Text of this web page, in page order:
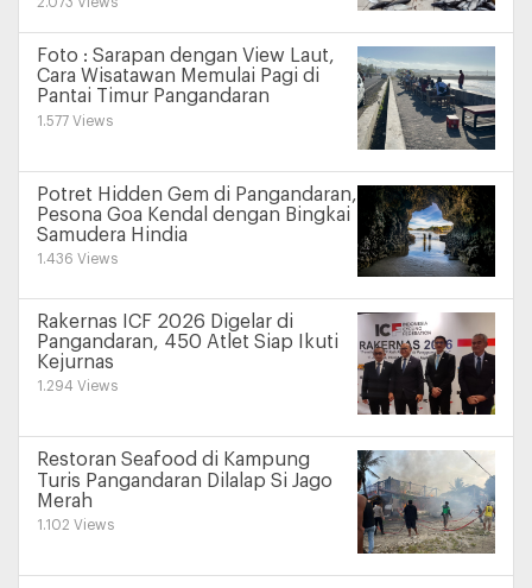
2.073 Views
Foto : Sarapan dengan View Laut,
Cara Wisatawan Memulai Pagi di
Pantai Timur Pangandaran
1.577 Views
Potret Hidden Gem di Pangandaran,
Pesona Goa Kendal dengan Bingkai
Samudera Hindia
1.436 Views
Rakernas ICF 2026 Digelar di
Pangandaran, 450 Atlet Siap Ikuti
Kejurnas
1.294 Views
Restoran Seafood di Kampung
Turis Pangandaran Dilalap Si Jago
Merah
1.102 Views